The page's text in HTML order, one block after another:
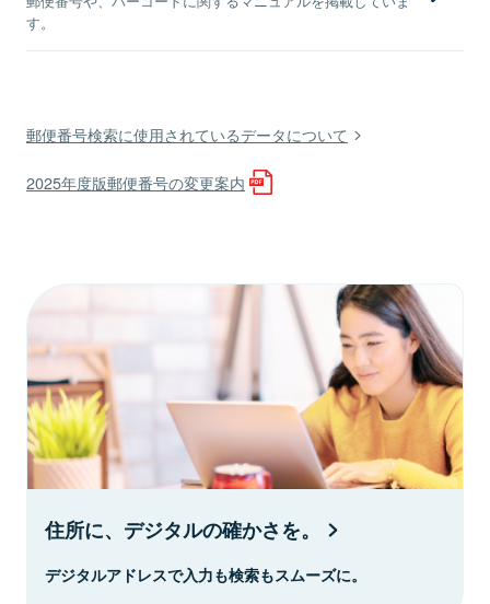
す。
郵便番号検索に使用されているデータについて
2025年度版郵便番号の変更案内
住所に、デジタルの確かさを。
デジタルアドレスで入力も検索もスムーズに。